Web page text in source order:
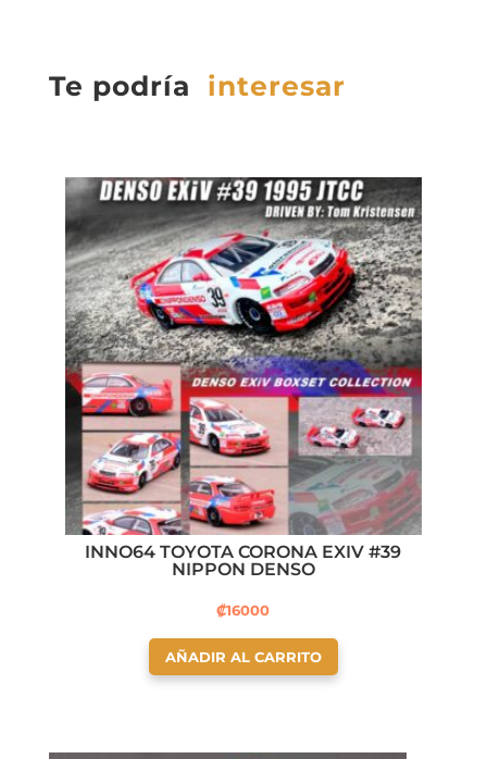
Te podría interesar
INNO64 TOYOTA CORONA EXIV #39
NIPPON DENSO
₡16000
AÑADIR AL CARRITO